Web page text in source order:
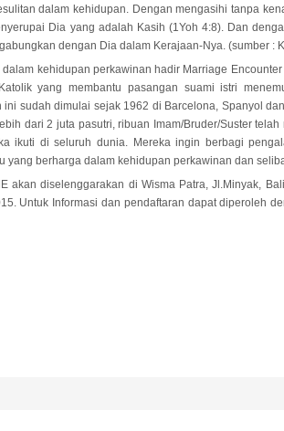
dalam kehidupan. Dengan mengasihi tanpa
Dia yang adalah Kasih (1Yoh 4:8). Dan
dengan Dia dalam Kerajaan-Nya. (sumber :
kehidupan perkawinan hadir Marriage Encounter
yang membantu pasangan suami istri
sudah dimulai sejak 1962 di Barcelona, Spanyol
dari 2 juta pasutri, ribuan Imam/Bruder/Suster telah
ikuti di seluruh dunia. Mereka ingin berbagi
yang berharga dalam kehidupan perkawinan dan
akan diselenggarakan di Wisma Patra, Jl.Minyak,
Untuk Informasi dan pendaftaran dapat diperoleh